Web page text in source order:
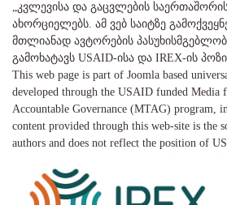
„კვლევისა და გაცვლების
ახორციელებს. ამ ვებ საიტზე
მთლიანად ავტორების
გამოხატავს USAID-ისა და IREX-ის
This web page is part of Joomla based
developed through the USAID funded Media
Accountable Governance (MTAG) program,
content provided through this web-site is the
authors and does not reflect the position of